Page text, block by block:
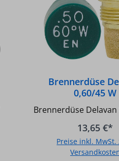
Brennerdüse
0,60/45 W
Brennerdüse Delavan
13,65 €*
Preise inkl. MwSt.